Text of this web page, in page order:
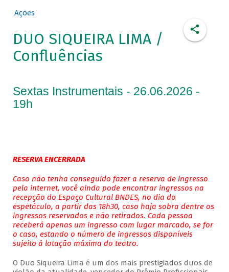
Ações
DUO SIQUEIRA LIMA /
Confluências
Sextas Instrumentais - 26.06.2026 -
19h
RESERVA ENCERRADA
Caso não tenha conseguido fazer a reserva de ingresso
pela internet, você ainda pode encontrar ingressos na
recepção do Espaço Cultural BNDES, no dia do
espetáculo, a partir das 18h30, caso haja sobra dentre os
ingressos reservados e não retirados. Cada pessoa
receberá apenas um ingresso com lugar marcado, se for
o caso, estando o número de ingressos disponíveis
sujeito à lotação máxima do teatro.
O Duo Siqueira Lima é um dos mais prestigiados duos de